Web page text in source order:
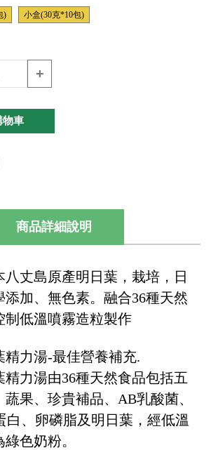
) 小盒(30克*10包)
+
物車
商品詳細說明
丈島原產明日葉，栽培，日
添加、無色素。融合36種天然
制低溫噴霧造粒製作
精力湯-最佳營養補充.
精力湯由36種天然食品包括五
果、珍貴補品、AB乳酸菌、
白、卵磷脂及明日葉，經低溫
色奶粉。